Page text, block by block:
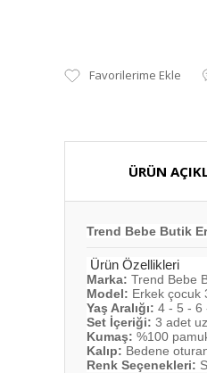
ÜRÜN
Trend Bebe Butik
Ürün Özellikleri
Marka: Trend Bebe
Model: Erkek çocuk
Yaş Aralığı: 4 - 5 - 6
Set İçeriği: 3 adet
Kumaş: %100
Kalıp: Bedene
Renk Seçenekleri: